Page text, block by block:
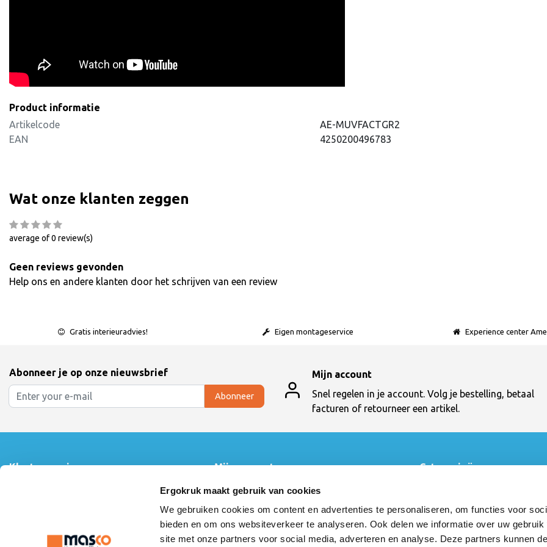
Ergokruk maakt gebruik van cookies
We gebruiken cookies om content en advertenties te personaliseren, om functies voor
bieden en om ons websiteverkeer te analyseren. Ook delen we informatie over uw gebruik
site met onze partners voor social media, adverteren en analyse. Deze partners kunnen
Product informatie
Artikelcode
AE-MUVFACTGR2
EAN
4250200496783
Wat onze klanten zeggen
average of 0 review(s)
Geen reviews gevonden
Help ons en andere klanten door het schrijven van een review
Gratis interieuradvies! Eigen montageservice Experience center
Abonneer je op onze nieuwsbrief
Abonneer
Mijn account
Snel regelen in je account. Volg je bestelling, betaal
facturen of retourneer een artikel.
Klantenservice
Montage instructie
Mijn account
Mijn bestellingen
Mijn verlanglijst
Vergelijk producten
Categorieën
Bureau
Muvman
3Dee